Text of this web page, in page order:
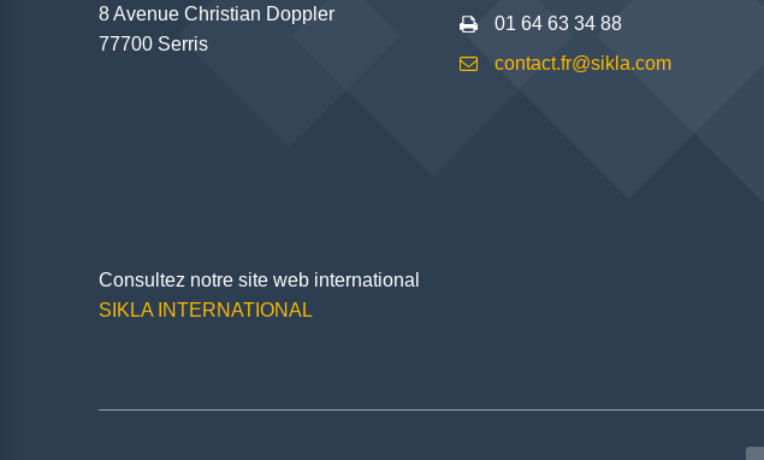
8 Avenue Christian Doppler
77700 Serris
01 64 63 34 88
contact.fr@sikla.com
Consultez notre site web international
SIKLA INTERNATIONAL